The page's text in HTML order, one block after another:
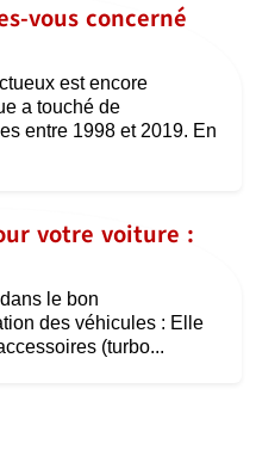
vous concerné
est encore
a touché de
entre 1998 et 2019. En
votre voiture :
le bon
des véhicules : Elle
(turbo...